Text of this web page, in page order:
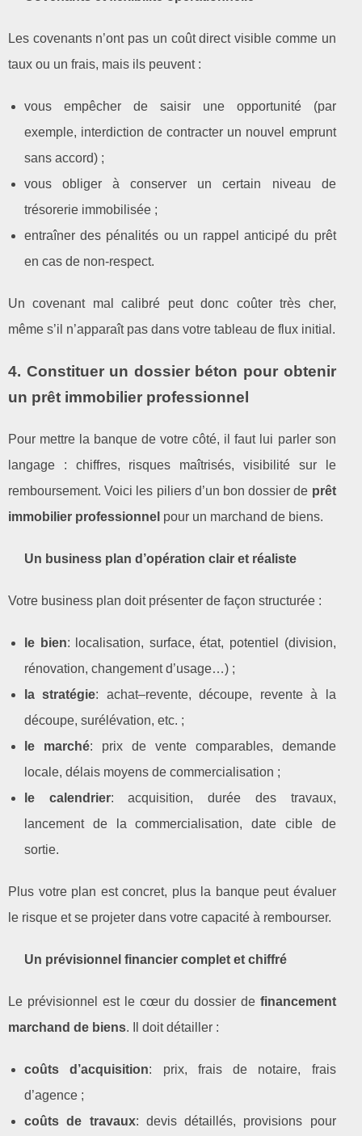
Les covenants n’ont pas un coût direct visible comme un
taux ou un frais, mais ils peuvent :
vous empêcher de saisir une opportunité (par
exemple, interdiction de contracter un nouvel emprunt
sans accord) ;
vous obliger à conserver un certain niveau de
trésorerie immobilisée ;
entraîner des pénalités ou un rappel anticipé du prêt
en cas de non‑respect.
Un covenant mal calibré peut donc coûter très cher,
même s’il n’apparaît pas dans votre tableau de flux initial.
4. Constituer un dossier béton pour obtenir
un prêt immobilier professionnel
Pour mettre la banque de votre côté, il faut lui parler son
langage : chiffres, risques maîtrisés, visibilité sur le
remboursement. Voici les piliers d’un bon dossier de prêt
immobilier professionnel pour un marchand de biens.
Un business plan d’opération clair et réaliste
Votre business plan doit présenter de façon structurée :
le bien: localisation, surface, état, potentiel (division,
rénovation, changement d’usage…) ;
la stratégie: achat–revente, découpe, revente à la
découpe, surélévation, etc. ;
le marché: prix de vente comparables, demande
locale, délais moyens de commercialisation ;
le calendrier: acquisition, durée des travaux,
lancement de la commercialisation, date cible de
sortie.
Plus votre plan est concret, plus la banque peut évaluer
le risque et se projeter dans votre capacité à rembourser.
Un prévisionnel financier complet et chiffré
Le prévisionnel est le cœur du dossier de financement
marchand de biens. Il doit détailler :
coûts d’acquisition: prix, frais de notaire, frais
d’agence ;
coûts de travaux: devis détaillés, provisions pour